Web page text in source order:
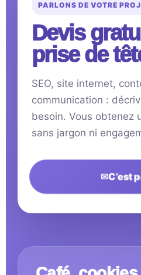
PARLONS DE VOTRE
Devis
prise de
SEO, site internet,
communication :
besoin. Vous obtenez
sans jargon ni
✉C’est